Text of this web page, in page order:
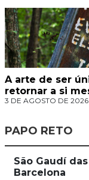
A arte de ser
retornar a si
3 DE AGOSTO DE 2026
PAPO RETO
São Gaudí
Barcelona